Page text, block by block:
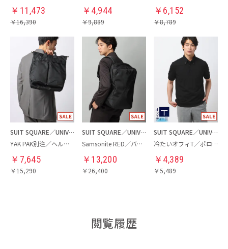
￥ 11,473
￥16,390
￥ 4,944
￥9,889
￥ 6,152
￥8,789
SUIT SQUARE／UNIVERSAL LANGUAGE
YAK PAK別注／ヘルメットバッグ
￥ 7,645
￥15,290
SUIT SQUARE／UNIVERSAL LANGUAGE
Samsonite RED／バックパック
￥ 13,200
￥26,400
SUIT SQUARE／UNIVERSAL LANGUAGE
冷たいオフィT／ポロシャツ
￥ 4,389
￥5,489
閲覧履歴